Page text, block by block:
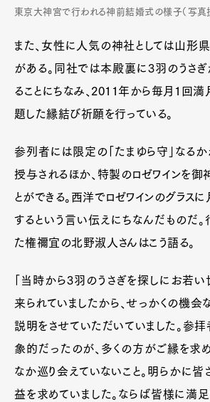
東京大神宮で行われる神前結婚式の様子（写真
また、女性に人気の神社としては山形
がある。同社では本殿裏に3羽のうさ
ることにちなみ、2011年から毎月1回満
題した縁結び祈願を行っている。
参列者には限定の「たまゆら守」なる
授与されるほか、特製のロゼワインを御
とができる。西洋でロゼワインのグラス
するという言い伝えにちなんだものだ
た権禰宜の北野淑人さんはこう語る。
「当時から3羽のうさぎを探しにお若
来られていましたから、せっかくの機
説明をさせていただいていました。参
象的だったのが、多くの方がご縁を求
なか巡り会えていないこと。明らかに皆
益を求めていました。ならば皆様に満